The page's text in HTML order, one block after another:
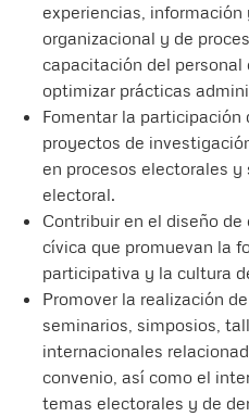
experiencias,
organizacional y de
capacitación del personal
optimizar prácticas
Fomentar la participación
proyectos de
en procesos electorales
electoral.
Contribuir en el diseño
cívica que promuevan la
participativa y la cultura
Promover la realización
seminarios, simposios,
internacionales
convenio, así como el
temas electorales y de